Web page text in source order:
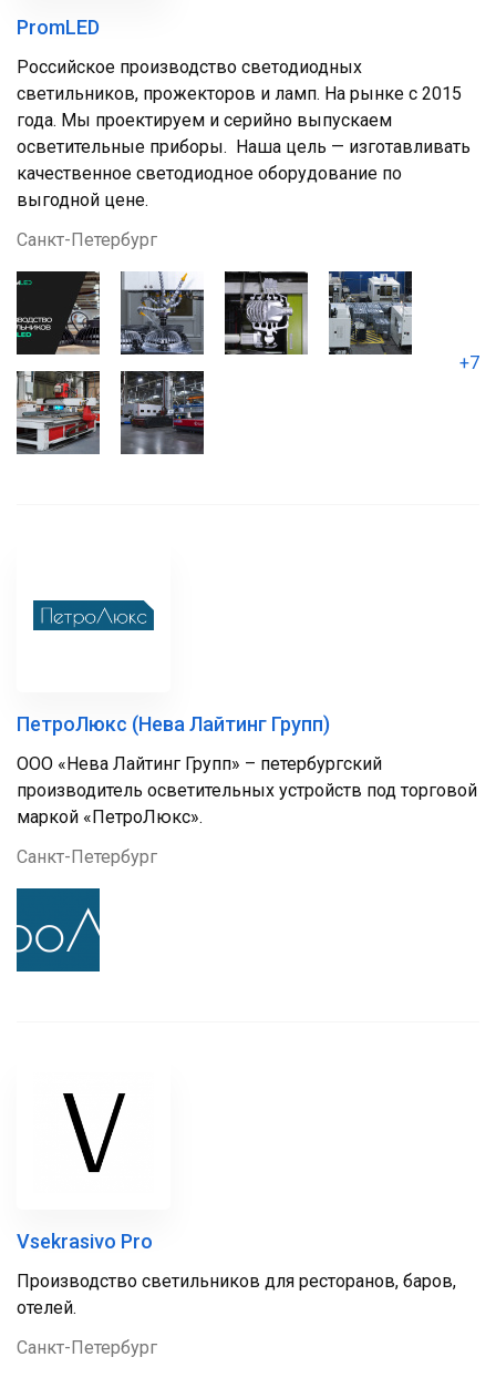
PromLED
Российское производство светодиодных
светильников, прожекторов и ламп. На рынке с 2015
года. Мы проектируем и серийно выпускаем
осветительные приборы. Наша цель — изготавливать
качественное светодиодное оборудование по
выгодной цене.
Санкт-Петербург
+7
ПетроЛюкс (Нева Лайтинг Групп)
ООО «Нева Лайтинг Групп» – петербургский
производитель осветительных устройств под торговой
маркой «ПетроЛюкс».
Санкт-Петербург
Vsekrasivo Pro
Производство светильников для ресторанов, баров,
отелей.
Санкт-Петербург